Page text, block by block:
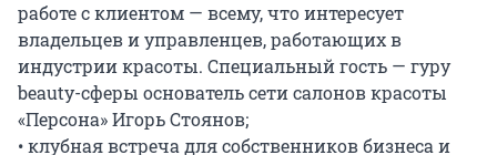
работе с клиентом — всему, что интересует
владельцев и управленцев, работающих в
индустрии красоты. Специальный гость — гуру
beauty-сферы основатель сети салонов красоты
«Персона» Игорь Стоянов;
• клубная встреча для собственников бизнеса и